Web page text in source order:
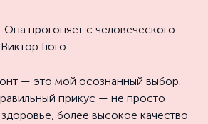
прогоняет с человеческого
Гюго.
— это мой осознанный выбор.
прикус — не просто
более высокое качество